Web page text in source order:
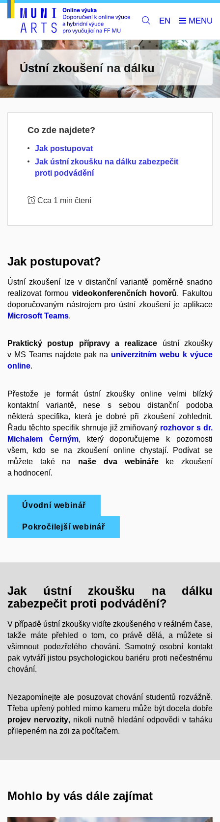
EN
Ústní zkoušení na dálku
Co zde najdete?
Jak postupovat
Jak ústní zkoušku na dálku zabezpečit
proti podvádění
Cca 1 min čtení
Jak postupovat?
Ústní zkoušení lze v distanční variantě poměrně snadno
realizovat formou videokonferenčních hovorů. Fakultou
doporučovaným nástrojem pro ústní zkoušení je aplikace
Microsoft Teams.
Praktický postup přípravy a realizace ústní zkoušky
v MS Teams najdete pak na univerzitním webu k výuce
online.
Přestože je formát ústní zkoušky online velmi blízký
kontaktní variantě, nese s sebou distanční podoba
některá specifika, která je dobré při zkoušení zohlednit.
Řadu těchto specifik shrnuje již zmiňovaný rozhovor s dr.
Michalem Černým, který doporučujeme k pozornosti
všem, kdo se na zkoušení online chystají. Podívat se
můžete také na naše dva webinářeke zkoušení
a hodnocení.
Úvodní webinář
Pokročilejší webinář
Jak ústní zkoušku na dálku
zabezpečit proti podvádění?
V případě ústní zkoušky vidíte zkoušeného v reálném čase,
takže máte přehled o tom, co právě dělá, a můžete si
všimnout podezřelého chování. Samotný osobní kontakt
pak vytváří jistou psychologickou bariéru proti nečestnému
chování.
Nezapomínejte ale posuzovat chování studentů rozvážně.
Třeba upřený pohled mimo kameru může být docela dobře
projev nervozity, nikoli nutně hledání odpovědi v taháku
přilepeném na zdi za počítačem.
Mohlo by vás dále zajímat